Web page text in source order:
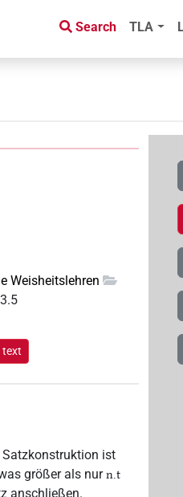
Search TLA
Weisheitslehren
text
ist
größer als nurn.t
anschließen.